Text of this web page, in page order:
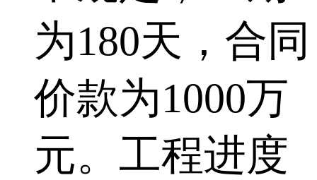
为180天，合同
价款为1000万
元。工程进度